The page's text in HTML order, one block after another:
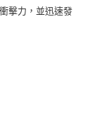
擊力，並迅速發